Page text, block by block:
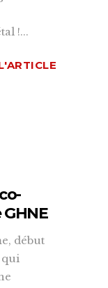
!...
début
qui